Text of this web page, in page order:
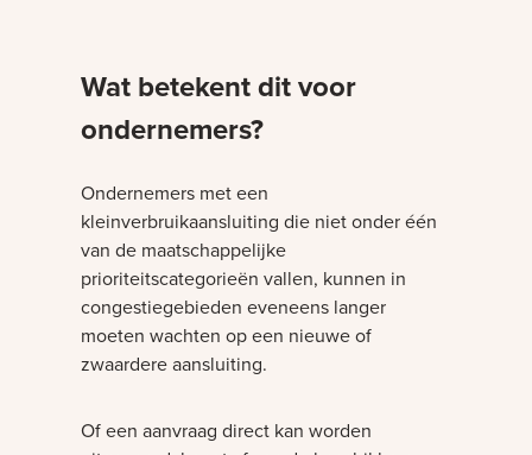
Wat betekent dit voor
ondernemers?
Ondernemers met een
kleinverbruikaansluiting die niet onder één
van de maatschappelijke
prioriteitscategorieën vallen, kunnen in
congestiegebieden eveneens langer
moeten wachten op een nieuwe of
zwaardere aansluiting.
Of een aanvraag direct kan worden